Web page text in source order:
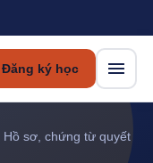
Đăng ký học
Hồ sơ, chứng từ quyết